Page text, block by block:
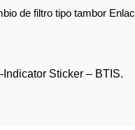
de filtro tipo tambor
Sticker – BTIS.